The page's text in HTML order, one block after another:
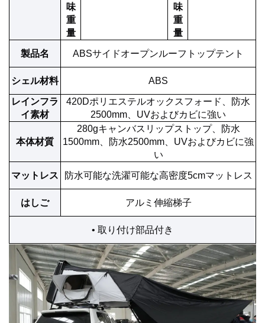
味
重
量
味
重
量
製品名 ABSサイドオープンルーフトップテント
シェル材料 ABS
レインフラ
イ素材
420Dポリエステルオックスフォード、防水
2500mm、UVおよびカビに強い
本体材質
280gキャンバスリップストップ、防水
1500mm、防水2500mm、UVおよびカビに強
い
マットレス 防水可能な洗濯可能な高密度5cmマットレス
はしご アルミ伸縮梯子
• 取り付け部品付き